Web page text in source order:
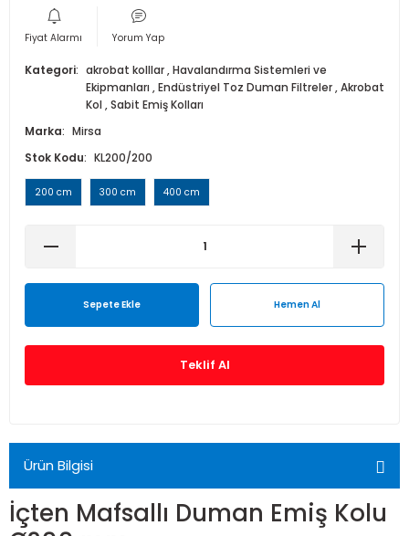
Elektrostatik Filtreler
Fiyat Alarmı Yorum Yap
Kategori akrobat kolllar,Havalandırma Sistemleri ve
Ekipmanları ,Endüstriyel Toz Duman Filtreler,Akrobat
Kol ,Sabit Emiş Kolları
Marka
Mirsa
Stok Kodu
KL200/200
200 cm 300 cm 400 cm
Sepete Ekle Hemen Al
Teklif Al
Ürün Bilgisi
İçten Mafsallı Duman Emiş Kolu